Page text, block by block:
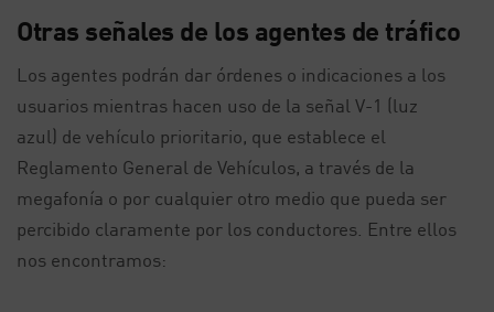
Otras señales de los agentes de tráfico
Los agentes podrán dar órdenes o indicaciones a los
usuarios mientras hacen uso de la señal V-1 (luz
azul) de vehículo prioritario, que establece el
Reglamento General de Vehículos, a través de la
megafonía o por cualquier otro medio que pueda ser
percibido claramente por los conductores. Entre ellos
nos encontramos: